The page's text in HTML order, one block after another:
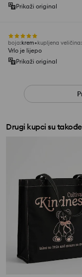
Prikaži original
boja:krem kupljena veličina:
Vrlo je lijepo
Prikaži original
Drugi kupci su